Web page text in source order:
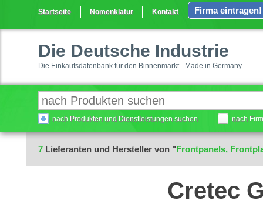
Startseite Nomenklatur Kontakt Firma eintragen!
Die Deutsche Industrie
Die Einkaufsdatenbank für den Binnenmarkt - Made in Germany
nach Produkten und Dienstleistungen suchen nach
7 Lieferanten und Hersteller von "Frontpanels,
Cretec